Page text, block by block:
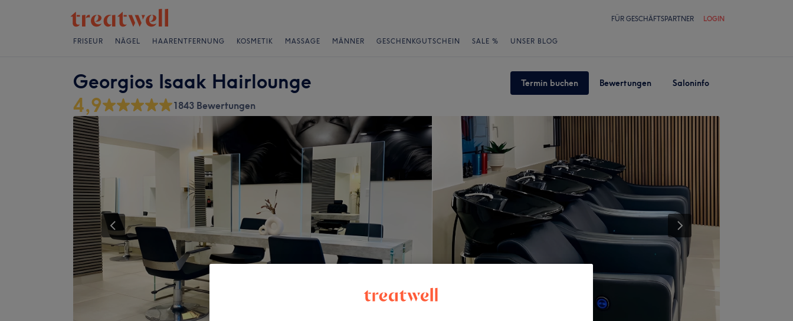
FÜR GESCHÄFTSPARTNER LOGIN
FRISEUR NÄGEL HAARENTFERNUNG KOSMETIK MASSAGE MÄNNER GESCHENKGUTSCHEIN SALE % UNSER BLOG
Georgios Isaak Hairlounge Termin buchen Bewertungen Saloninfo
4,9 1843 Bewertungen